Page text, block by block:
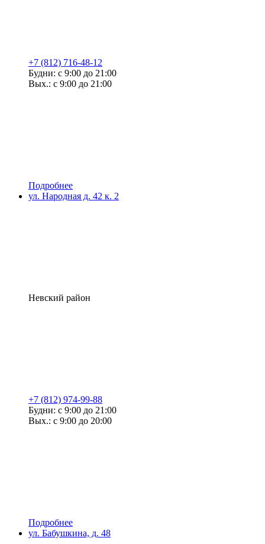
+7 (812) 716-48-12
Будни: с 9:00 до 21:00
Вых.: с 9:00 до 21:00
Подробнее
ул. Народная д. 42 к. 2
Невский район
+7 (812) 974-99-88
Будни: с 9:00 до 21:00
Вых.: с 9:00 до 20:00
Подробнее
ул. Бабушкина, д. 48